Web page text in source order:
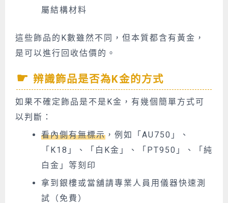
屬結構材料
這些飾品的K數雖然不同，但本質都含有黃金，
是可以進行回收估價的。
辨識飾品是否為K金的方式
如果不確定飾品是不是K金，有幾個簡單方式可
以判斷：
看內側有無標示 ，例如「AU750」、
「K18」、「 白K金」、「PT950」、「純
白金 」等刻印
拿到銀樓或當舖請專業人員用儀器快速測
試（免費）